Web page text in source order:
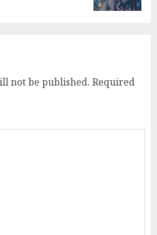
not be published. Required